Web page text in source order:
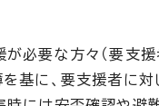
必要な方々（要支
基に、要支援者に